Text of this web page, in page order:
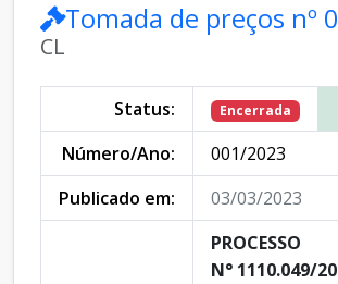
Tomada de preços nº
CL
Status: Encerrada
Número/Ano:
001/2023
Publicado em:
03/03/2023
N° 1110.049/